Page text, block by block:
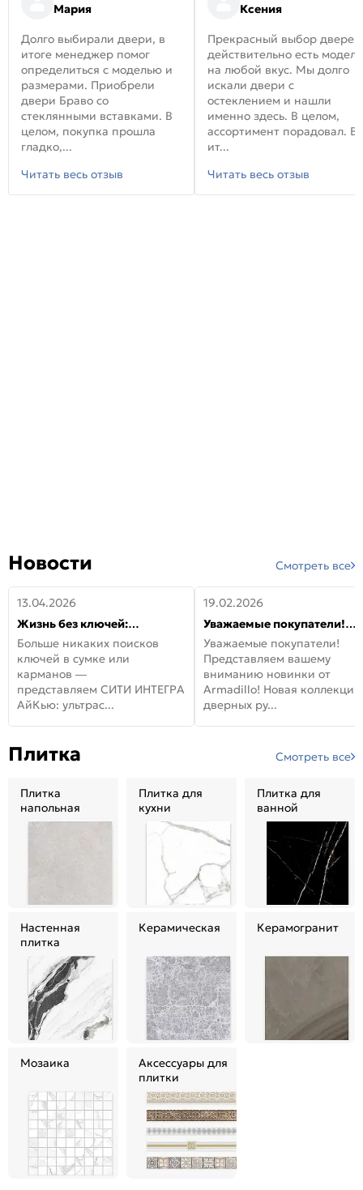
Мария
Долго выбирали двери, в
итоге менеджер помог
определиться с моделью и
размерами. Приобрели
двери Браво со
стеклянными вставками. В
целом, покупка прошла
гладко,...
Читать весь отзыв
Ксения
Прекрасный выбор
действительно есть модели
на любой вкус. Мы долго
искали двери с
остеклением и нашли
именно здесь. В целом,
ассортимент порадовал. В
ит...
Читать весь отзыв
Новости Смотреть все
13.04.2026
Жизнь без ключей:
встречайте новую дверь
СИТИ ИНТЕГРА АйКью!
Больше никаких поисков
ключей в сумке или
карманов —
представляем СИТИ ИНТЕГРА
АйКью: ультрас...
19.02.2026
Уважаемые покупатели!
Представляем вашему
вниманию новинки от
Armadillo!
Уважаемые покупатели!
Представляем вашему
вниманию новинки от
Armadillo! Новая коллекция
дверных ру...
Плитка Смотреть все
Плитка
напольная
Плитка для
кухни
Плитка для
ванной
Настенная
плитка
Керамическая Керамогранит
Мозаика
Аксессуары для
плитки